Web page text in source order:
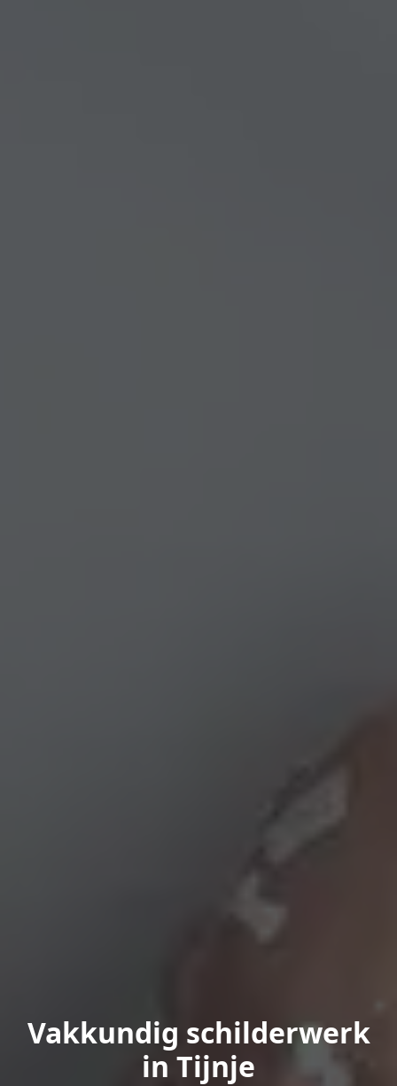
Vakkundig schilderwerk
in Tijnje